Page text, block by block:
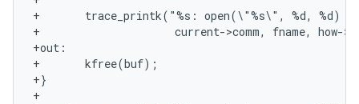
+       trace_printk("%s: open(\"%s\", %d, %d)
+                     current->comm, fname, how-
+out:
+       kfree(buf);
+}
+